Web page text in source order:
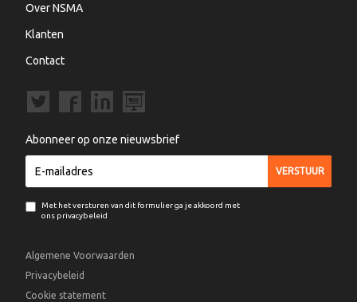
Over NSMA
Klanten
Contact
Abonneer op onze nieuwsbrief
Met het versturen van dit formulier ga je akkoord met
ons privacybeleid
Algemene Voorwaarden
Privacybeleid
Cookie statement